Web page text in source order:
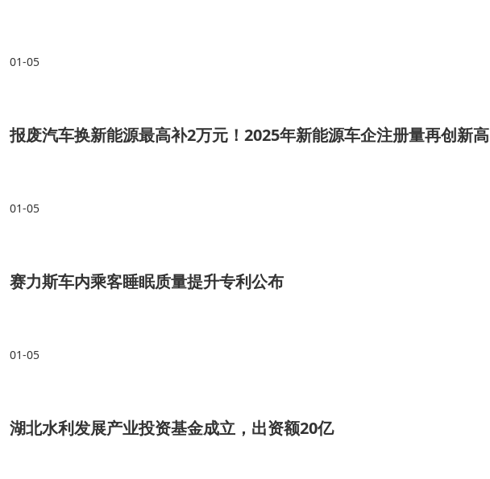
01-05
报废汽车换新能源最高补2万元！2025年新能源车企注册量再创新高
01-05
赛力斯车内乘客睡眠质量提升专利公布
01-05
湖北水利发展产业投资基金成立，出资额20亿